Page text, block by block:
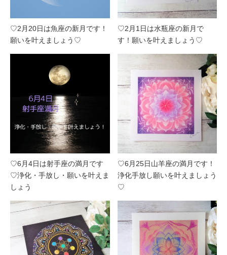
♡2月20日は魚座の新月です！
願いを叶えましょう♡
♡2月1日は水瓶座の新月で
す！願いを叶えましょう♡
♡6月4日は射手座の満月です
♡浄化・手放し・願いを叶えま
しょう
♡6月25日山羊座の満月です！
浄化手放し願いを叶えましょう
♡